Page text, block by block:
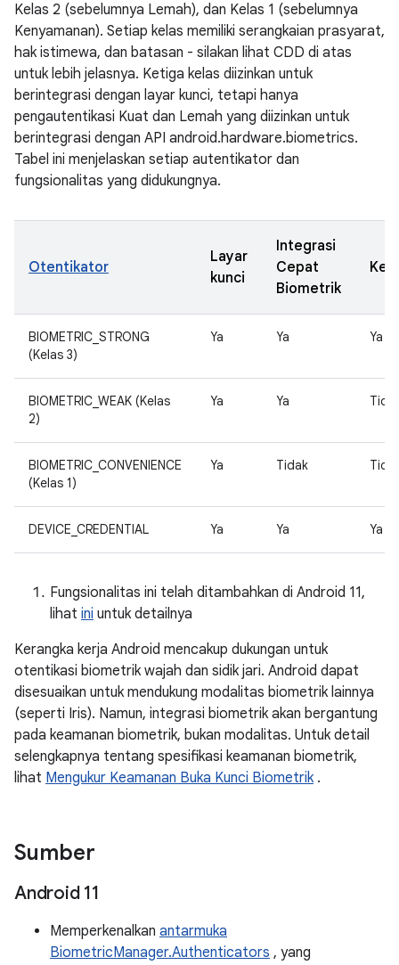
Kelas 2 (sebelumnya Lemah), dan Kelas 1 (sebelumnya
Kenyamanan). Setiap kelas memiliki serangkaian prasyarat,
hak istimewa, dan batasan - silakan lihat CDD di atas
untuk lebih jelasnya. Ketiga kelas diizinkan untuk
berintegrasi dengan layar kunci, tetapi hanya
pengautentikasi Kuat dan Lemah yang diizinkan untuk
berintegrasi dengan API android.hardware.biometrics.
Tabel ini menjelaskan setiap autentikator dan
fungsionalitas yang didukungnya.
Otentikator
Layar
kunci
Integrasi
Cepat
Biometrik
BIOMETRIC_STRONG
(Kelas 3)
Ya Ya Ya
BIOMETRIC_WEAK (Kelas
2)
Ya Ya
BIOMETRIC_CONVENIENCE
(Kelas 1)
Ya Tidak
DEVICE_CREDENTIAL Ya Ya Ya
Fungsionalitas ini telah ditambahkan di Android 11,
lihat ini untuk detailnya
Kerangka kerja Android mencakup dukungan untuk
otentikasi biometrik wajah dan sidik jari. Android dapat
disesuaikan untuk mendukung modalitas biometrik lainnya
(seperti Iris). Namun, integrasi biometrik akan bergantung
pada keamanan biometrik, bukan modalitas. Untuk detail
selengkapnya tentang spesifikasi keamanan biometrik,
lihat Mengukur Keamanan Buka Kunci Biometrik.
Sumber
Android 11
Memperkenalkan antarmuka
BiometricManager.Authenticators , yang